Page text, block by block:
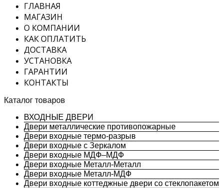
ГЛАВНАЯ
МАГАЗИН
О КОМПАНИИ
КАК ОПЛАТИТЬ
ДОСТАВКА
УСТАНОВКА
ГАРАНТИИ
КОНТАКТЫ
Каталог товаров
ВХОДНЫЕ ДВЕРИ
Двери металлические противопожарные
Двери входные термо-разрыв
Двери входные с Зеркалом
Двери входные МДФ–МДФ
Двери входные Металл-Металл
Двери входные Металл-МДФ
Двери входные коттеджные двери со стеклопакетом